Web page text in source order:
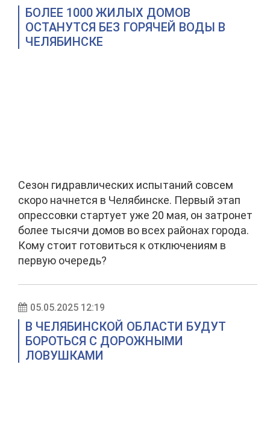
БОЛЕЕ 1000 ЖИЛЫХ ДОМОВ
ОСТАНУТСЯ БЕЗ ГОРЯЧЕЙ ВОДЫ В
ЧЕЛЯБИНСКЕ
Сезон гидравлических испытаний совсем
скоро начнется в Челябинске. Первый этап
опрессовки стартует уже 20 мая, он затронет
более тысячи домов во всех районах города.
Кому стоит готовиться к отключениям в
первую очередь?
05.05.2025 12:19
В ЧЕЛЯБИНСКОЙ ОБЛАСТИ БУДУТ
БОРОТЬСЯ С ДОРОЖНЫМИ
ЛОВУШКАМИ